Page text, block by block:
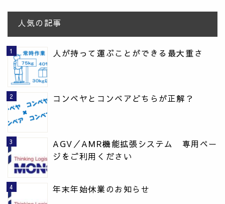
人気の記事
人が持って運ぶことができる最大重さ
コンベヤとコンベアどちらが正解？
AGV／AMR機能拡張システム 専用ペー
ジをご利用ください
年末年始休業のお知らせ